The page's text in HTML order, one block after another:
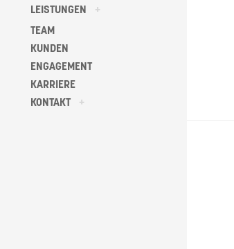
LEISTUNGEN
toggle
+
TEAM
KUNDEN
ENGAGEMENT
KARRIERE
KONTAKT
toggle
+